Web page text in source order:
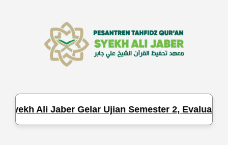
Syekh Ali Jaber Gelar Ujian Semester 2, Evaluasi